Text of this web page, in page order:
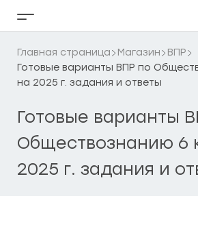
Кнопка
бокового
меню
Главная страница Магазин
ВПР
Готовые варианты ВПР по
на 2025 г. задания и ответы
Готовые варианты
Обществознанию 6
2025 г. задания и